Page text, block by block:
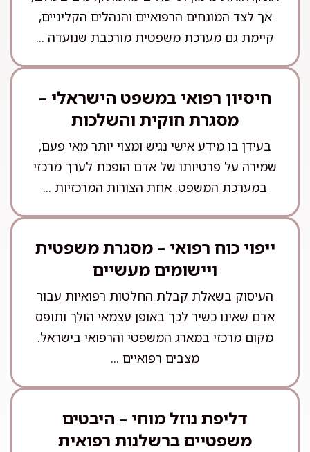
אך לצד המונחים הרפואיים והנהלים הקליניים,
קיימת גם מערכת משפטית מורכבת שנועדה ...
חיסיון רפואי במשפט הישראלי –
מסגרת חוקית והשלכות
בעידן בו מידע אישי נגיש ומצוי יותר מאי פעם,
שמירה על פרטיותו של אדם הופכת לערך מרכזי
במערכת המשפט. אחת הצורות המרכזיות ...
ייפוי כוח רפואי – מסגרת משפטית
ויישומים מעשיים
העיסוק בשאלת קבלת החלטות רפואיות עבור
אדם שאינו כשיר לכך באופן עצמאי הולך ותופס
מקום מרכזי במארג המשפטי והרפואי בישראל.
מצבים רפואיים ...
דליפת נוזל מוחי – היבטים
משפטיים ברשלנות רפואית